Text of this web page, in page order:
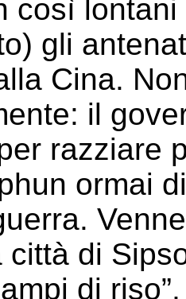
così
gli
Cina.
il
razziare
ormai
di
di